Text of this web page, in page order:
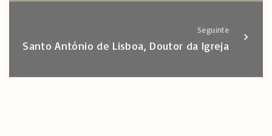
Seguinte
Santo António de Lisboa, Doutor da Igreja